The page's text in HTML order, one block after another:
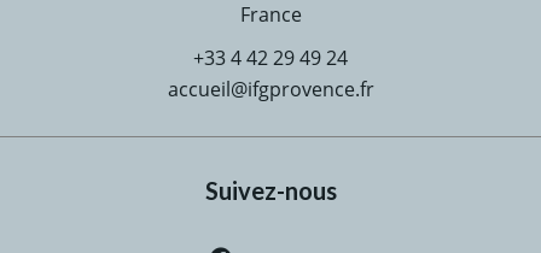
France
+33 4 42 29 49 24
accueil@ifgprovence.fr
Suivez-nous